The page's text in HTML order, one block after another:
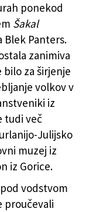
)
ponekod
Šakal
Panters.
zanimiva
za širjenje
volkov v
iz
tudi več
Julijsko
muzej iz
iz Gorice.
vodstvom
proučevali